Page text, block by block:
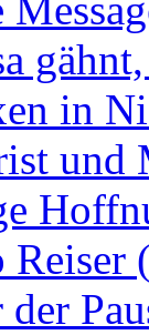
in
und
Reiser